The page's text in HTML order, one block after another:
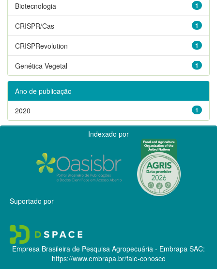
1
Biotecnologia
1
CRISPR/Cas
1
CRISPRevolution
1
Genética Vegetal
Ano de publicação
1
2020
Indexado por
Suportado por
Empresa Brasileira de Pesquisa Agropecuária - Embrapa SAC:
https://www.embrapa.br/fale-conosco